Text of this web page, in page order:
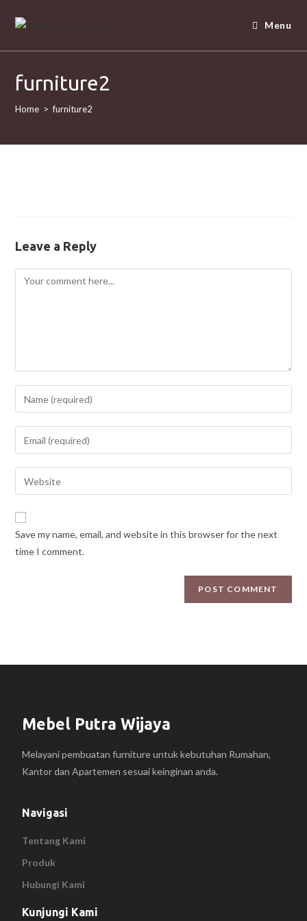
Menu
furniture2
Home > furniture2
Leave a Reply
Save my name, email, and website in this browser for the next
time I comment.
Mebel Putra Wijaya
Melayani pembuatan furniture untuk kebutuhan Rumahan,
Kantor dan Apartemen sesuai keinginan anda.
Navigasi
Tentang Kami
Produk
Hubungi Kami
Kunjungi Kami